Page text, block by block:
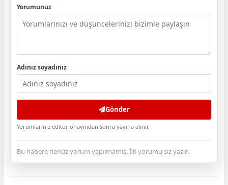
Yorumunuz
Adınız soyadınız
Gönder
Yorumlarınız editör onayından sonra yayına alınır.
Bu habere henüz yorum yapılmamış. İlk yorumu siz yazın.